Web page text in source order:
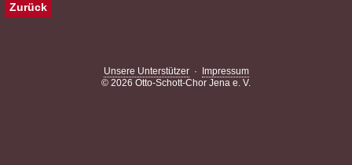
Zurück
Unsere Unterstützer·
Impressum
© 2026 Otto-Schott-Chor Jena e. V.